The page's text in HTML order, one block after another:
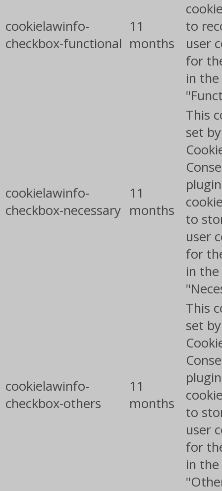
cookielawinfo-
checkbox-functional
11
months
to
user
for
in
cookielawinfo-
checkbox-necessary
11
months
This
set
to
user
for
in
cookielawinfo-
checkbox-others
11
months
This
set
to
user
for
in